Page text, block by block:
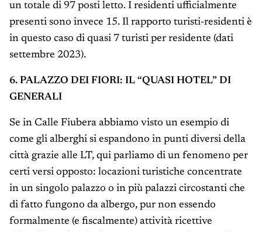
un totale di 97 posti letto. I residenti ufficialmente
presenti sono invece 15. Il rapporto turisti-residenti è
in questo caso di quasi 7 turisti per residente (dati
settembre 2023).
6. PALAZZO DEI FIORI: IL “QUASI HOTEL” DI
GENERALI
Se in Calle Fiubera abbiamo visto un esempio di
come gli alberghi si espandono in punti diversi della
città grazie alle LT, qui parliamo di un fenomeno per
certi versi opposto: locazioni turistiche concentrate
in un singolo palazzo o in più palazzi circostanti che
di fatto fungono da albergo, pur non essendo
formalmente (e fiscalmente) attività ricettive